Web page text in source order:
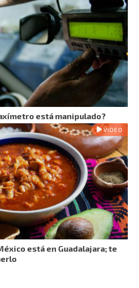
está manipulado?
VIDEO
está en Guadalajara; te